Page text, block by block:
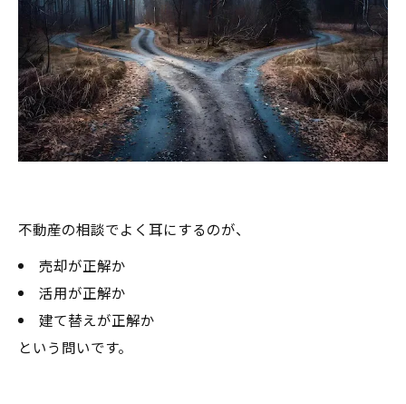
不動産の相談でよく耳にするのが、
売却が正解か
活用が正解か
建て替えが正解か
という問いです。